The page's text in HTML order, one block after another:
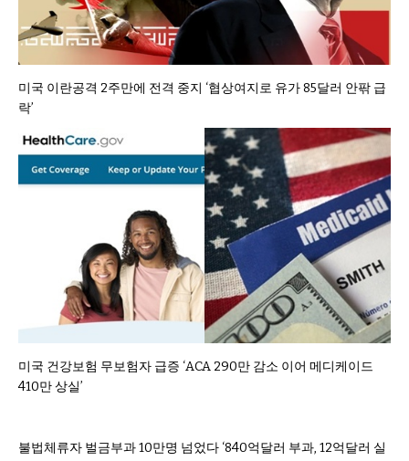
미국 이란공격 2주만에 전격 중지 ‘협상여지로 유가 85달러 안팎 급
락’
미국 건강보험 무보험자 급증 ‘ACA 290만 감소 이어 메디케이드
410만 상실’
불법체류자 벌금부과 10만명 넘었다 ‘840억달러 부과, 12억달러 실